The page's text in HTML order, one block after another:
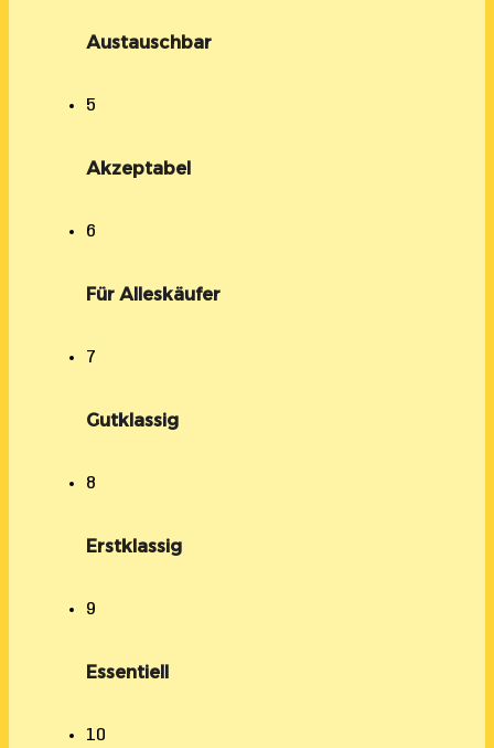
Austauschbar
5
Akzeptabel
6
Für Alleskäufer
7
Gutklassig
8
Erstklassig
9
Essentiell
10